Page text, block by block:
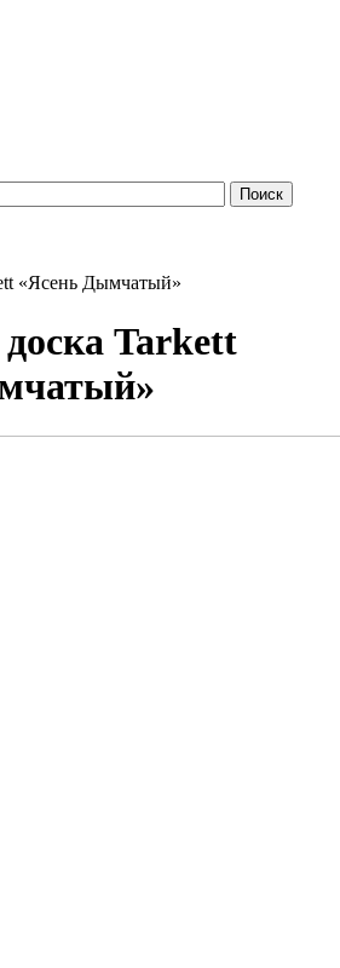
«Ясень Дымчатый»
Tarkett